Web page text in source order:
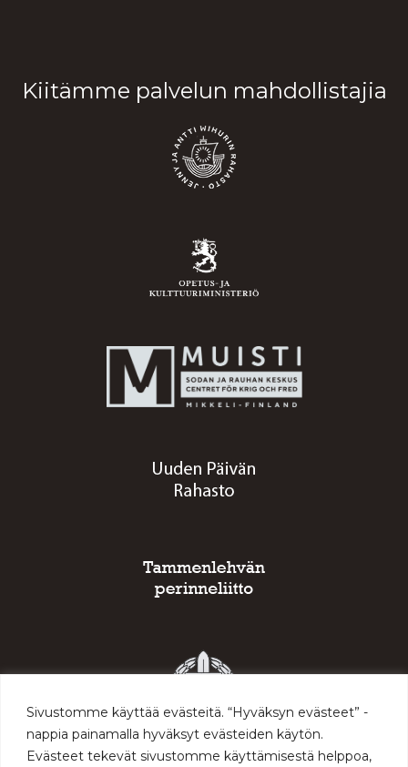
Sivustomme käyttää evästeitä. “Hyväksyn evästeet” -
nappia painamalla hyväksyt evästeiden käytön.
Evästeet tekevät sivustomme käyttämisestä helppoa,
Kiitämme palvelun mahdollistajia